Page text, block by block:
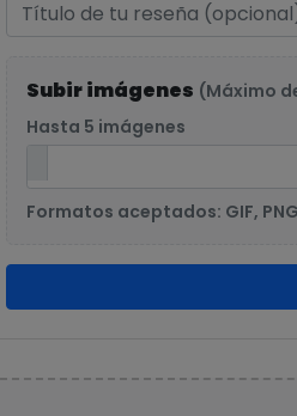
Subir imágenes (Máximo
Hasta 5 imágenes
Formatos aceptados: GIF, PNG,